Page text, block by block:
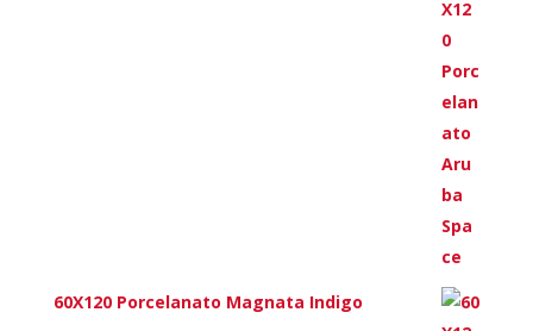
60X120 Porcelanato Magnata Indigo